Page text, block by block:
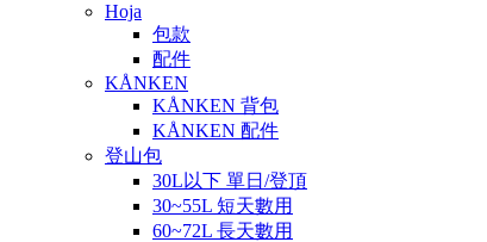
Hoja
包款
配件
KÅNKEN
KÅNKEN 背包
KÅNKEN 配件
登山包
30L以下 單日/登頂
30~55L 短天數用
60~72L 長天數用